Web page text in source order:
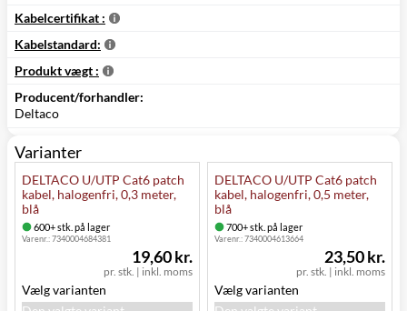
Kabelcertifikat :
Kabelstandard:
Produkt vægt :
Producent/forhandler:
Deltaco
Varianter
DELTACO U/UTP Cat6 patch
kabel, halogenfri, 0,3 meter,
blå
600+ stk. på lager
Varenr.:7340004684381
pr. stk. | inkl. moms
19,60 kr.
Vælg varianten
DELTACO U/UTP Cat6 patch
kabel, halogenfri, 0,5 meter,
blå
700+ stk. på lager
Varenr.:7340004613664
pr. stk. | inkl. moms
23,50 kr.
Vælg varianten